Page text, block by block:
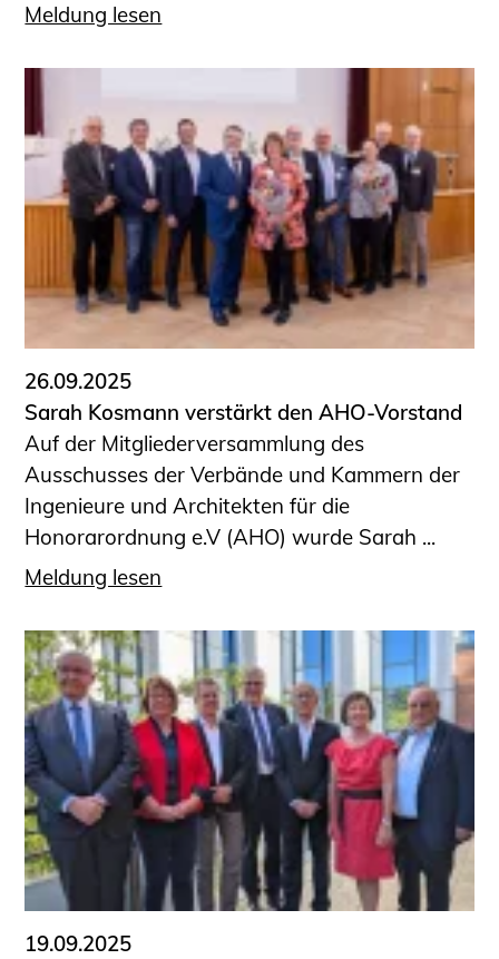
Meldung lesen
26.09.2025
Sarah Kosmann verstärkt den AHO-Vorstand
Auf der Mitgliederversammlung des
Ausschusses der Verbände und Kammern der
Ingenieure und Architekten für die
Honorarordnung e.V (AHO) wurde Sarah ...
Meldung lesen
19.09.2025